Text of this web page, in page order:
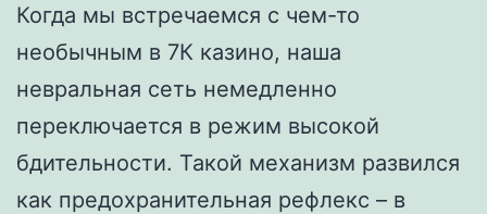
Когда мы встречаемся с чем-то
необычным в 7К казино, наша
невральная сеть немедленно
переключается в режим высокой
бдительности. Такой механизм развился
как предохранительная рефлекс – в